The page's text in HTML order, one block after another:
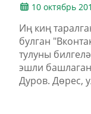
10 октябрь
Иң киң
булган
тулуны
эшли
Дуров. Дөрес,